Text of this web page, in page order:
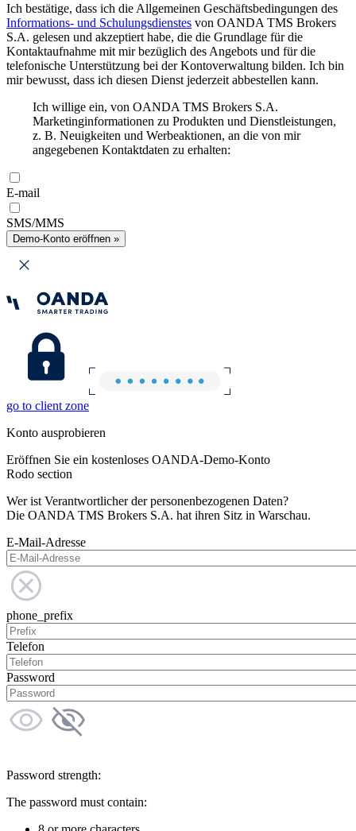
Ich bestätige, dass ich die Allgemeinen Geschäftsbedingungen des
Informations- und Schulungsdienstes von OANDA TMS Brokers
S.A. gelesen und akzeptiert habe, die die Grundlage für die
Kontaktaufnahme mit mir bezüglich des Angebots und für die
telefonische Unterstützung bei der Kontoverwaltung bilden. Ich bin
mir bewusst, dass ich diesen Dienst jederzeit abbestellen kann.
Ich willige ein, von OANDA TMS Brokers S.A.
Marketinginformationen zu Produkten und Dienstleistungen,
z. B. Neuigkeiten und Werbeaktionen, an die von mir
angegebenen Kontaktdaten zu erhalten:
E-mail
SMS/MMS
Demo-Konto eröffnen »
go to client zone
Konto ausprobieren
Eröffnen Sie ein kostenloses OANDA-Demo-Konto
Rodo section
Wer ist Verantwortlicher der personenbezogenen Daten?
Die OANDA TMS Brokers S.A. hat ihren Sitz in Warschau.
E-Mail-Adresse
phone_prefix
Telefon
Password
Password strength:
The password must contain: